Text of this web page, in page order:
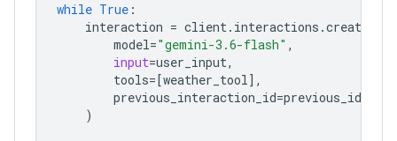
while True :
interaction = client. interactions .create
model="gemini-3.6-flash" ,
input=user_input,
tools=[weather_tool],
previous_interaction_id=previous_id
)